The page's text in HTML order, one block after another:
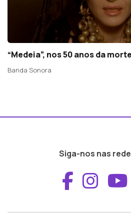
“Medeia”, nos 50 anos da
Banda Sonora
Siga-nos nas